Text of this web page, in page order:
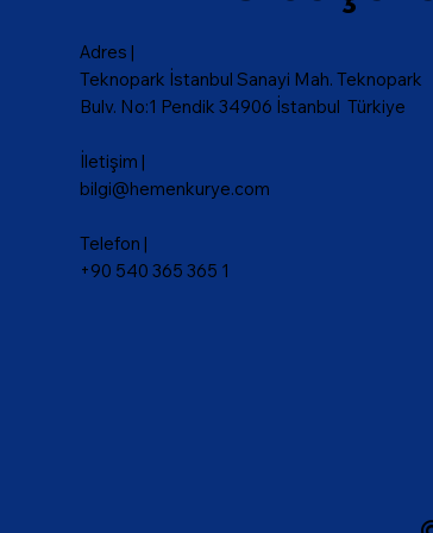
Adres |
Teknopark İstanbul Sanayi Mah. Teknopark
Bulv. No:1 Pendik 34906 İstanbul Türkiye
İletişim |
bilgi@hemenkurye.com
Telefon |
+90 540 365 365 1